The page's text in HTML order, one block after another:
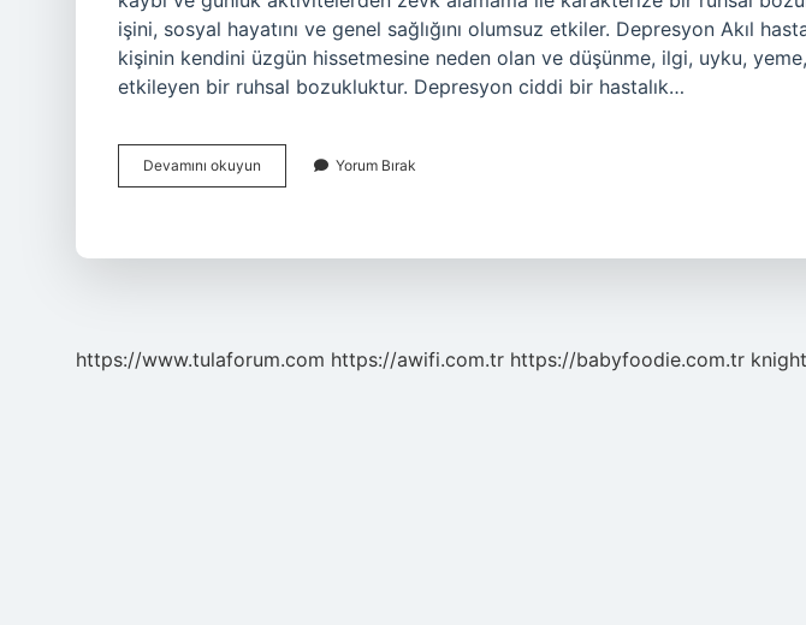
işini, sosyal hayatını ve genel sağlığını olumsuz etkiler. Depresyon Akıl
kişinin kendini üzgün hissetmesine neden olan ve düşünme, ilgi, uyku,
etkileyen bir ruhsal bozukluktur. Depresyon ciddi bir hastalık…
Devamını okuyun Depresyon
Bir
Yorum Bırak
https://www.tulaforum.com https://awifi.com.tr https://babyfoodie.com.tr